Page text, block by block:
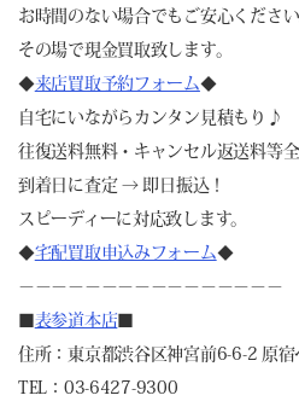
お時間のない場合でもご安心ください
その場で現金買取致します。
◆来店買取予約フォーム◆
自宅にいながらカンタン見積もり♪
往復送料無料・キャンセル返送料等全
到着日に査定 → 即日振込！
スピーディーに対応致します。
◆宅配買取申込みフォーム◆
－－－－－－－－－－－－－－－－
表参道本店
住所：東京都渋谷区神宮前6-6-2 原宿
TEL：03-6427-9300